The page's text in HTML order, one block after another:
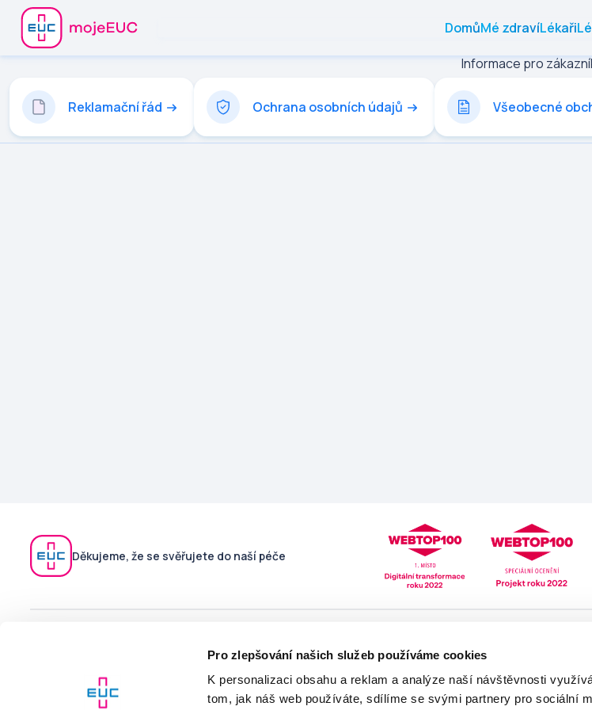
Pro zlepšování našich služeb používáme cookies
K personalizaci obsahu a reklam a analýze naší návštěvnosti
tom, jak náš web používáte, sdílíme se svými partnery pro sociální
DomůMé zdravíLékaři
Informace pro
Reklamační řád Ochrana osobních údajů Všeobecné
Děkujeme, že se svěřujete do naší péče
V případě technických potíží s aplikací kontaktujte podporu
nebo zavolejte na telefonní číslo 226 226
Pomoc
Lékarna online
eRecept